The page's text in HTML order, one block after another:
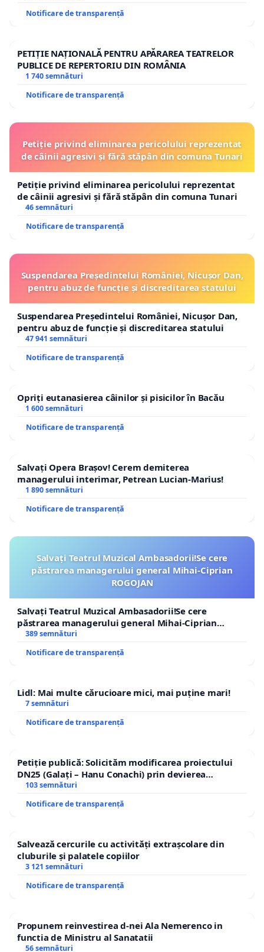
Notificare de transparență
PETIȚIE NAȚIONALĂ PENTRU APĂRAREA TEATRELOR
PUBLICE DE REPERTORIU DIN ROMÂNIA
1 740 semnături
Notificare de transparență
Petiție privind eliminarea pericolului reprezentat
de câinii agresivi și fără stăpân din comuna Tunari
Petiție privind eliminarea pericolului reprezentat
de câinii agresivi și fără stăpân din comuna Tunari
46 semnături
Notificare de transparență
Suspendarea Președintelui României, Nicușor Dan,
pentru abuz de funcție și discreditarea statului
Suspendarea Președintelui României, Nicușor Dan,
pentru abuz de funcție și discreditarea statului
47 941 semnături
Notificare de transparență
Opriți eutanasierea câinilor și pisicilor în Bacău
1 600 semnături
Notificare de transparență
Salvați Opera Brașov! Cerem demiterea
managerului interimar, Petrean Lucian-Marius!
1 890 semnături
Notificare de transparență
Salvați Teatrul Muzical Ambasadorii!Se cere
păstrarea managerului general Mihai-Ciprian
ROGOJAN
Salvați Teatrul Muzical Ambasadorii!Se cere
păstrarea managerului general Mihai-Ciprian
ROGOJAN
389 semnături
Notificare de transparență
Lidl: Mai multe cărucioare mici, mai puține mari!
7 semnături
Notificare de transparență
Petiție publică: Solicităm modificarea proiectului
DN25 (Galați – Hanu Conachi) prin devierea
traseului în afara localităților!
103 semnături
Notificare de transparență
Salvează cercurile cu activități extrașcolare din
cluburile și palatele copiilor
3 121 semnături
Notificare de transparență
Propunem reinvestirea d-nei Ala Nemerenco in
functia de Ministru al Sanatatii
56 semnături